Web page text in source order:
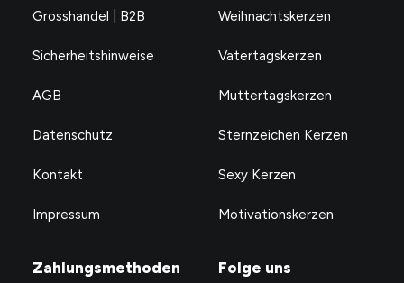
Grosshandel | B2B
Sicherheitshinweise
AGB
Datenschutz
Kontakt
Impressum
Weihnachtskerzen
Vatertagskerzen
Muttertagskerzen
Sternzeichen Kerzen
Sexy Kerzen
Motivationskerzen
Zahlungsmethoden Folge uns